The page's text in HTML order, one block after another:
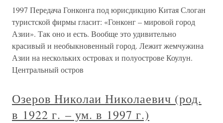
1997 Передача Гонконга под юрисдикцию Китая Слоган
туристской фирмы гласит: «Гонконг – мировой город
Азии». Так оно и есть. Вообще это удивительно
красивый и необыкновенный город. Лежит жемчужина
Азии на нескольких островах и полуострове Коулун.
Центральный остров
Озеров Николаи Николаевич (род.
в 1922 г. – ум. в 1997 г.)